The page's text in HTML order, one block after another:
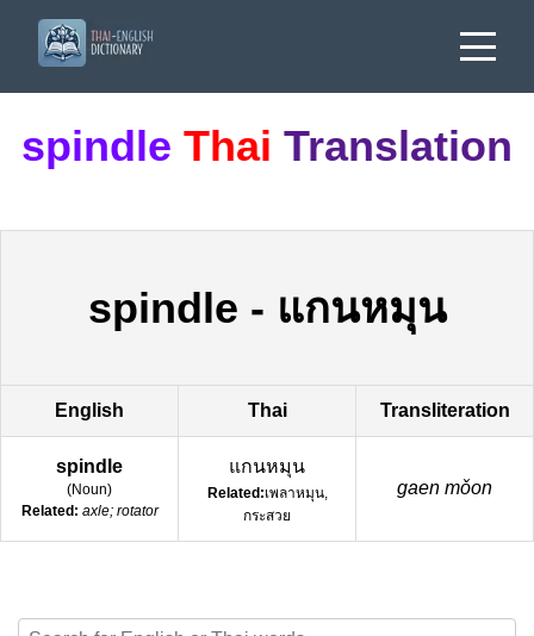
spindle Thai Translation
spindle - แกนหมุน
English Thai Transliteration
spindle
(Noun)
Related: axle; rotator
แกนหมุน
Related:เพลาหมุน,
กระสวย
gaen mǒon